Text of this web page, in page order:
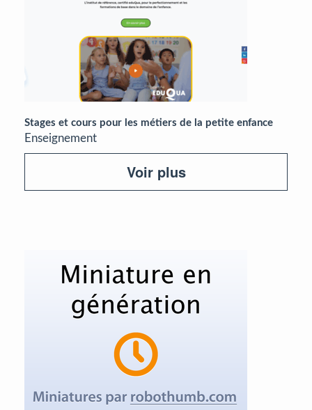
Stages et cours pour les métiers de la petite enfance
Enseignement
Voir plus